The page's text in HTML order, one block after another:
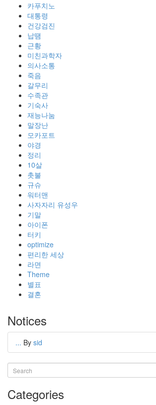
카푸치노
대통령
건강검진
납땜
근황
미친과학자
의사소통
죽음
갈무리
수족관
기숙사
재능나눔
말장난
모카포트
야경
정리
10살
촛불
규슈
워터맨
사자자리 유성우
기말
아이폰
터키
optimize
편리한 세상
라면
Theme
별표
결혼
Notices
... By sid
Categories